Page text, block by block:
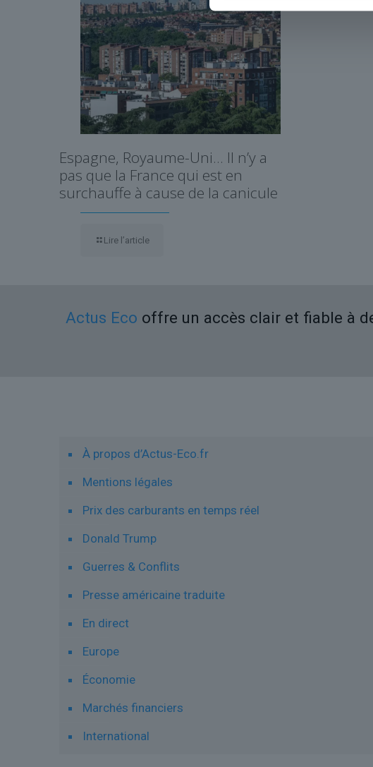
Espagne, Royaume-Uni… Il n’y a
pas que la France qui est en
surchauffe à cause de la canicule
Lire l’article
Actus Eco offre un accès clair et fiable à
À propos d’Actus-Eco.fr
Mentions légales
Prix des carburants en temps réel
Donald Trump
Guerres & Conflits
Presse américaine traduite
En direct
Europe
Économie
Marchés financiers
International